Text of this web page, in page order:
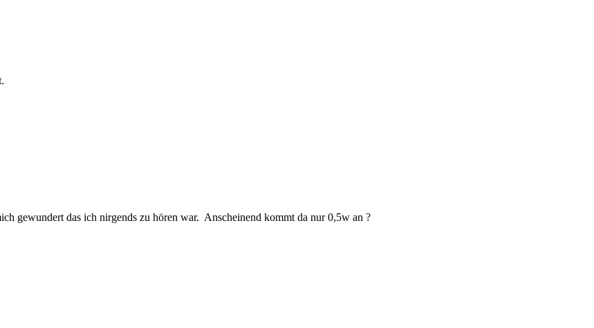
gewundert das ich nirgends zu hören war. Anscheinend kommt da nur 0,5w an ?